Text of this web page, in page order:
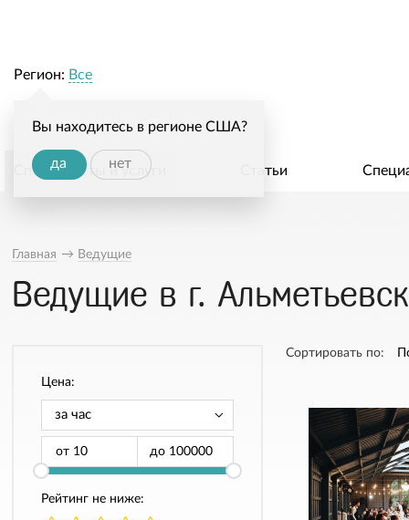
Регион: Все
Вы находитесь в регионе США?
да нет
Специалисты и услуги Статьи
Главная → Ведущие
Ведущие в г. Альметьевск
Цена:
от до
Рейтинг не ниже:
Сортировать по: